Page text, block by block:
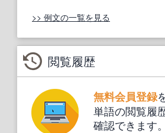
>> 例文の一覧を見る
閲覧履歴
無料会員登録
単語の閲覧履
確認できます。